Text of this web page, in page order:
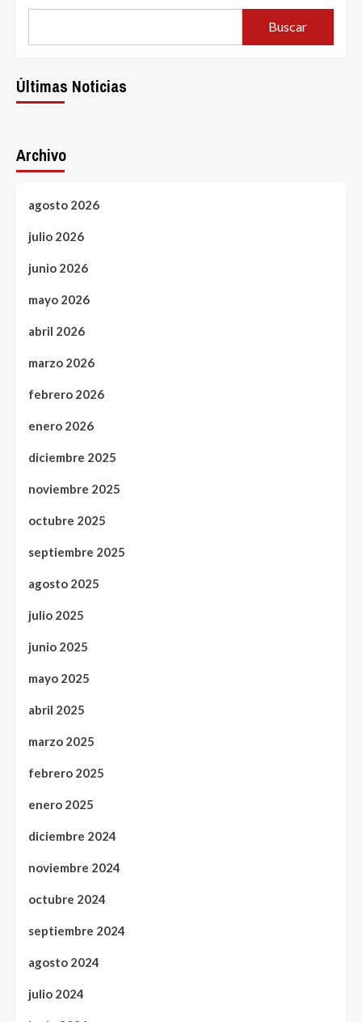
Buscar
Últimas Noticias
Archivo
agosto 2026
julio 2026
junio 2026
mayo 2026
abril 2026
marzo 2026
febrero 2026
enero 2026
diciembre 2025
noviembre 2025
octubre 2025
septiembre 2025
agosto 2025
julio 2025
junio 2025
mayo 2025
abril 2025
marzo 2025
febrero 2025
enero 2025
diciembre 2024
noviembre 2024
octubre 2024
septiembre 2024
agosto 2024
julio 2024